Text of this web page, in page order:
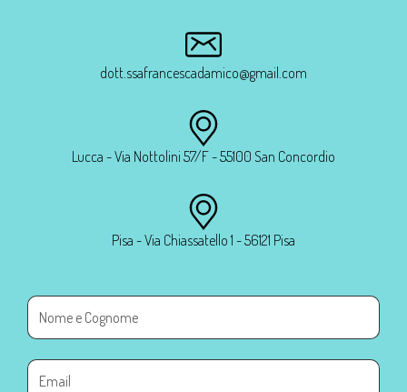
dott.ssafrancescadamico@gmail.com
Lucca - Via Nottolini 57/F - 55100 San Concordio
Pisa - Via Chiassatello 1 - 56121 Pisa